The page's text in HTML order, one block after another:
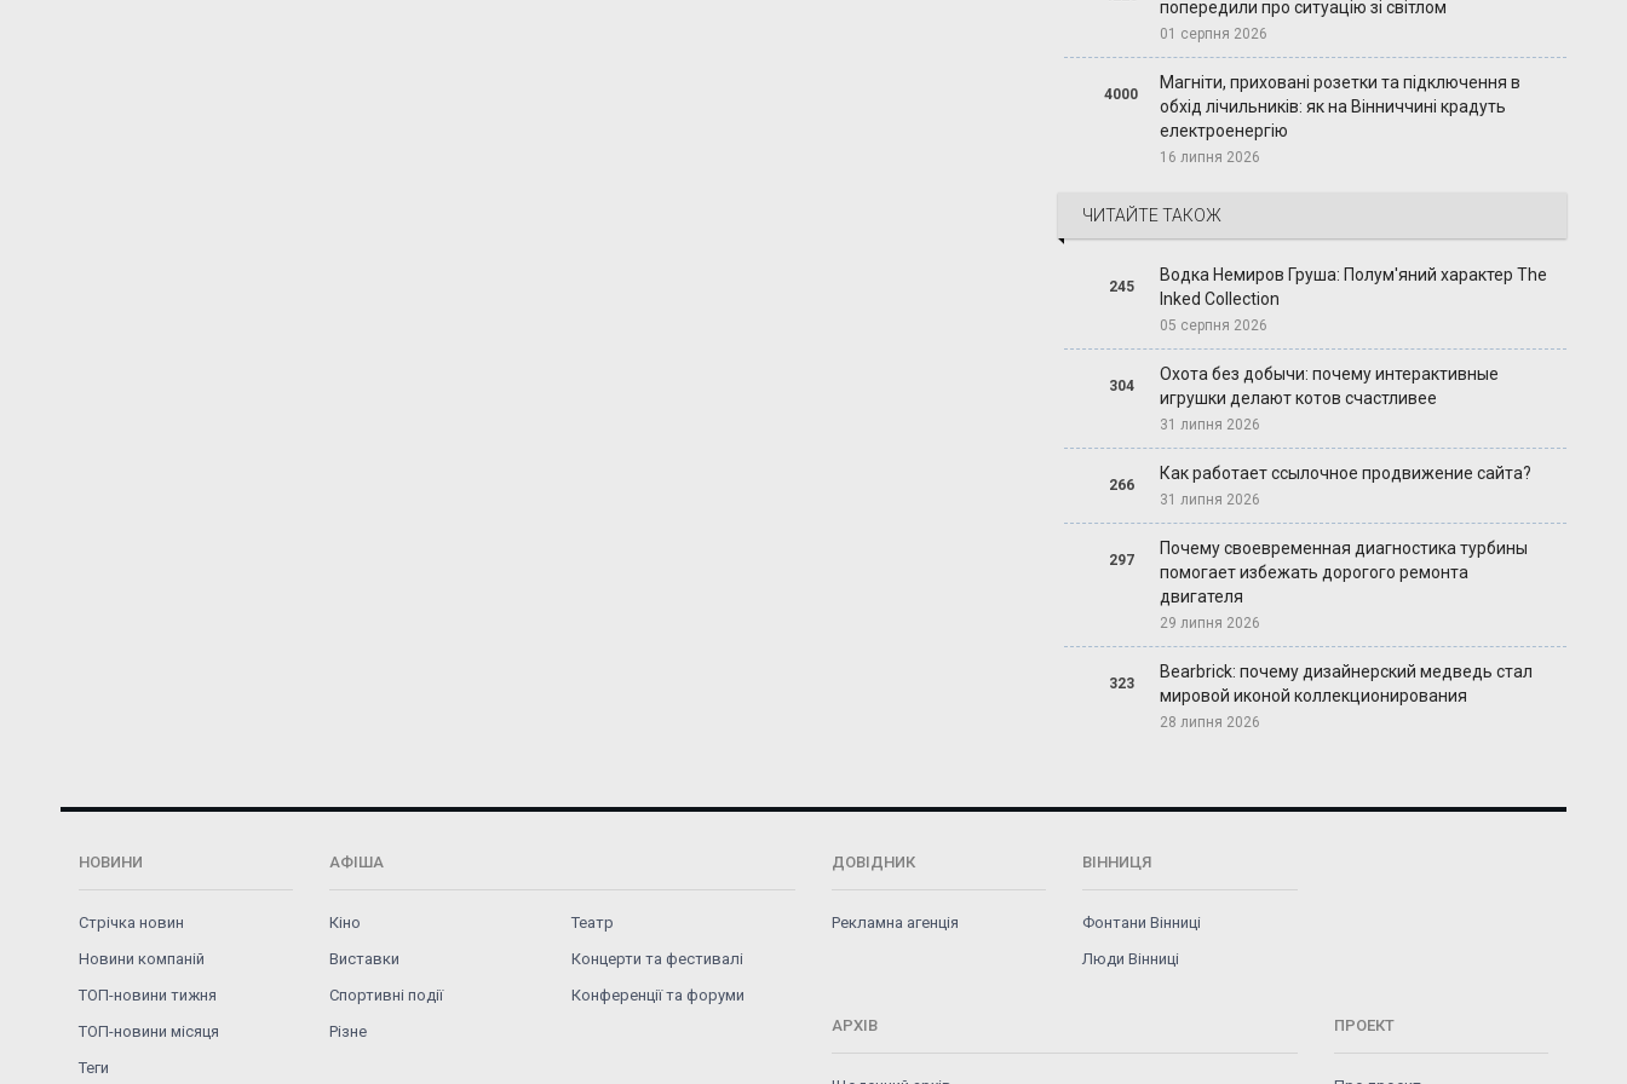
попередили про ситуацію зі світлом
01 серпня 2026
4000
Магніти, приховані розетки та підключення в
обхід лічильників: як на Вінниччині крадуть
електроенергію
16 липня 2026
ЧИТАЙТЕ ТАКОЖ
245
Водка Немиров Груша: Полум'яний характер The
Inked Collection
05 серпня 2026
304
Охота без добычи: почему интерактивные
игрушки делают котов счастливее
31 липня 2026
266
Как работает ссылочное продвижение сайта?
31 липня 2026
297
Почему своевременная диагностика турбины
помогает избежать дорогого ремонта
двигателя
29 липня 2026
323
Bearbrick: почему дизайнерский медведь стал
мировой иконой коллекционирования
28 липня 2026
НОВИНИ
Стрічка новин
Новини компаній
ТОП-новини тижня
ТОП-новини місяця
Теги
АФІША
Кіно
Театр
Виставки
Концерти та фестивалі
Спортивні події
Конференції та форуми
Різне
ДОВІДНИК
Рекламна агенція
ВІННИЦЯ
Фонтани Вінниці
Люди Вінниці
АРХІВ ПРОЕКТ